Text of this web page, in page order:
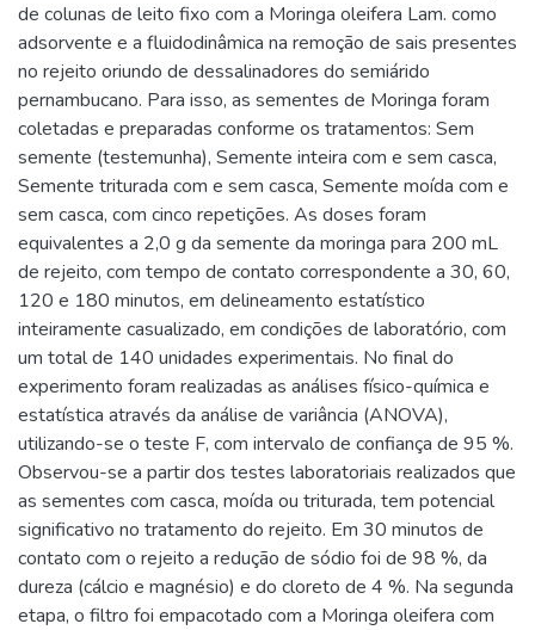
de colunas de leito fixo com a Moringa oleifera Lam. como
adsorvente e a fluidodinâmica na remoção de sais presentes
no rejeito oriundo de dessalinadores do semiárido
pernambucano. Para isso, as sementes de Moringa foram
coletadas e preparadas conforme os tratamentos: Sem
semente (testemunha), Semente inteira com e sem casca,
Semente triturada com e sem casca, Semente moída com e
sem casca, com cinco repetições. As doses foram
equivalentes a 2,0 g da semente da moringa para 200 mL
de rejeito, com tempo de contato correspondente a 30, 60,
120 e 180 minutos, em delineamento estatístico
inteiramente casualizado, em condições de laboratório, com
um total de 140 unidades experimentais. No final do
experimento foram realizadas as análises físico-química e
estatística através da análise de variância (ANOVA),
utilizando-se o teste F, com intervalo de confiança de 95 %.
Observou-se a partir dos testes laboratoriais realizados que
as sementes com casca, moída ou triturada, tem potencial
significativo no tratamento do rejeito. Em 30 minutos de
contato com o rejeito a redução de sódio foi de 98 %, da
dureza (cálcio e magnésio) e do cloreto de 4 %. Na segunda
etapa, o filtro foi empacotado com a Moringa oleifera com